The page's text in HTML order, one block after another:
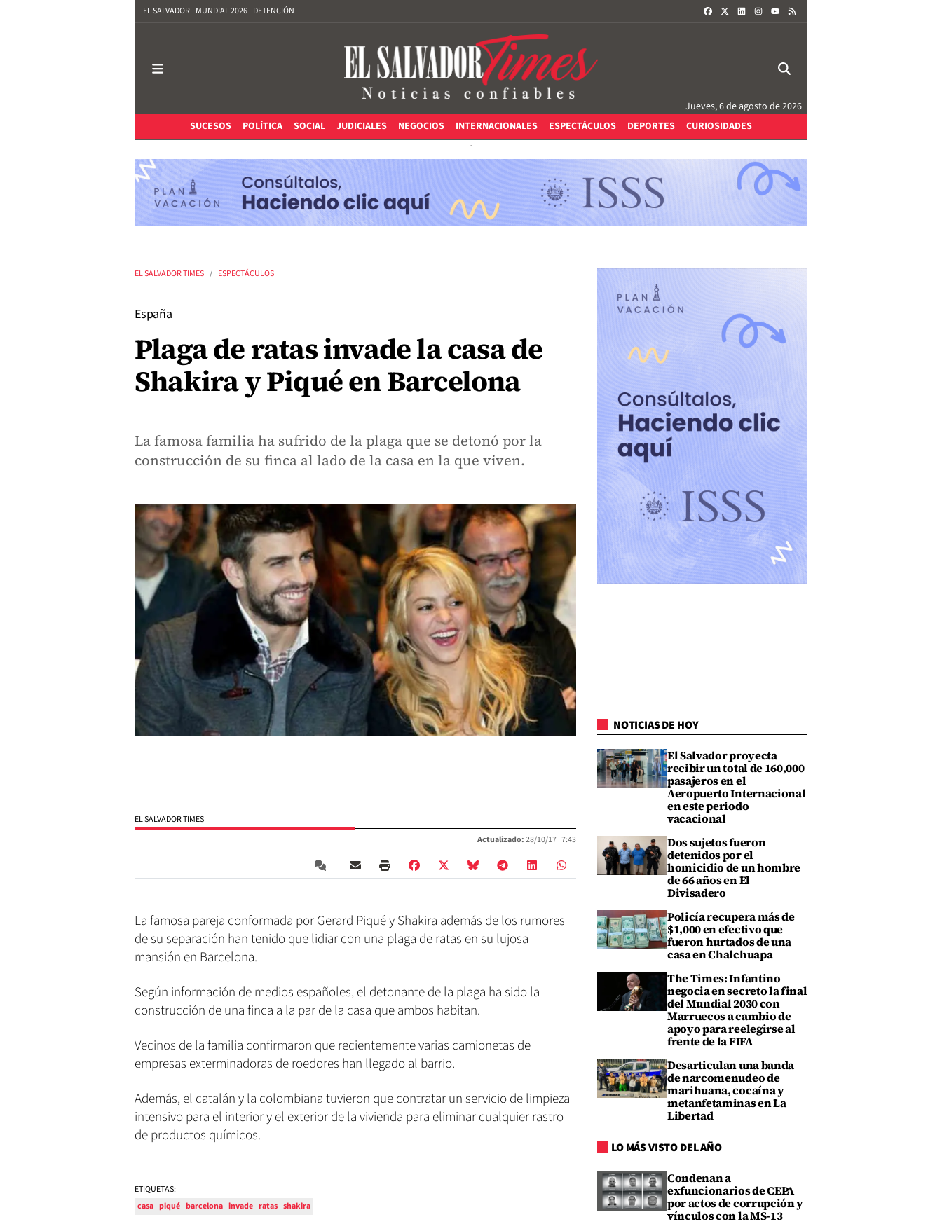
EL SALVADOR MUNDIAL 2026 DETENCIÓN FACEBOOKLINKEDININSTAGRAM
Jueves, 6 de agosto de 2026
SUCESOS
POLÍTICA SOCIAL JUDICIALES NEGOCIOS INTERNACIONALES ESPECTÁCULOS DEPORTES CURIOSIDADES
EL SALVADOR TIMES ESPECTÁCULOS
España
Plaga de ratas invade la casa de
Shakira y Piqué en Barcelona
La famosa familia ha sufrido de la plaga que se detonó por la
construcción de su finca al lado de la casa en la que viven.
EL SALVADOR TIMES
Actualizado:28/10/17 |7:43
La famosa pareja conformada por Gerard Piqué y Shakira además de los rumores
de su separación han tenido que lidiar con una plaga de ratas en su lujosa
mansión en Barcelona.
Según información de medios españoles, el detonante de la plaga ha sido la
construcción de una finca a la par de la casa que ambos habitan.
Vecinos de la familia confirmaron que recientemente varias camionetas de
empresas exterminadoras de roedores han llegado al barrio.
Además, el catalán y la colombiana tuvieron que contratar un servicio de limpieza
intensivo para el interior y el exterior de la vivienda para eliminar cualquier rastro
de productos químicos.
ETIQUETAS:
casa piqué barcelona invade ratas shakira
NOTICIAS DE HOY
El Salvador proyecta
recibir un total de 160,000
pasajeros en el
Aeropuerto Internacional
en este periodo
vacacional
Dos sujetos fueron
detenidos por el
homicidio de un hombre
de 66 años en El
Divisadero
Policía recupera más de
$1,000 en efectivo que
fueron hurtados de una
casa en Chalchuapa
The Times: Infantino
negocia en secreto la final
del Mundial 2030 con
Marruecos a cambio de
apoyo para reelegirse al
frente de la FIFA
Desarticulan una banda
de narcomenudeo de
marihuana, cocaína y
metanfetaminas en La
Libertad
LO MÁS VISTO DEL AÑO
Condenan a
exfuncionarios de CEPA
por actos de corrupción y
vínculos con la MS-13